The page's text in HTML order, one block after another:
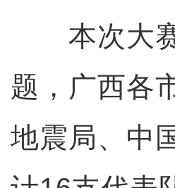
本次大赛
题，广西各
地震局、中